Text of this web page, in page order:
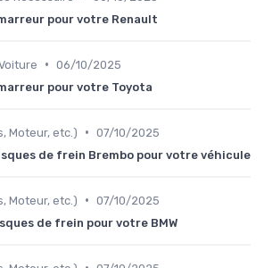
pour votre Renault
• 06/10/2025
pour votre Toyota
Moteur, etc.) • 07/10/2025
de frein Brembo pour votre véhicule
Moteur, etc.) • 07/10/2025
de frein pour votre BMW